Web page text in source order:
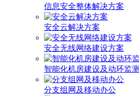
信息安全整体解决方案
安全云解决方案
安全无线网络建设方案
智能化机房建设及动环监测
分支组网及移动办公